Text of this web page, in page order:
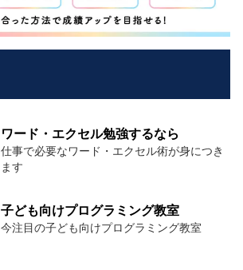
ワード・エクセル勉強するなら
仕事で必要なワード・エクセル術が身につき
ます
子ども向けプログラミング教室
今注目の子ども向けプログラミング教室